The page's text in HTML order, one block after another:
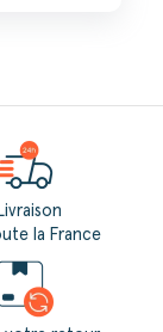
Livraison
la France